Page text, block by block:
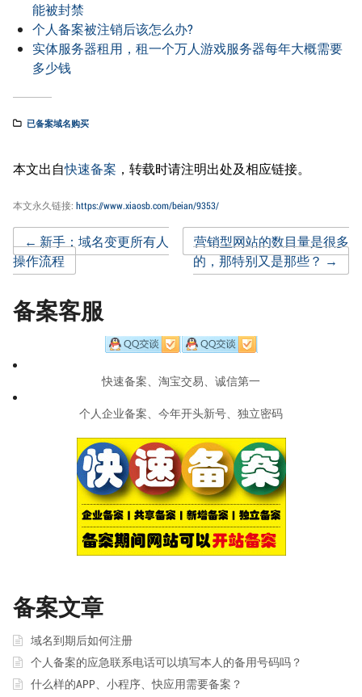
能被封禁
个人备案被注销后该怎么办?
实体服务器租用，租一个万人游戏服务器每年大概需要
多少钱
已备案域名购买
本文出自快速备案 ，转载时请注明出处及相应链接。
本文永久链接: https://www.xiaosb.com/beian/9353/
Post
navigation
← 新手：域名变更所有人
操作流程
营销型网站的数目量是很多
的，那特别又是那些？→
备案客服
快速备案、淘宝交易、诚信第一
个人企业备案、今年开头新号、独立密码
备案文章
域名到期后如何注册
个人备案的应急联系电话可以填写本人的备用号码吗？
什么样的APP、小程序、快应用需要备案？